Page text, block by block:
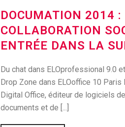
DOCUMATION 2014 :
COLLABORATION
ENTRÉE DANS LA
Du chat dans ELOprofessional 9.0
Drop Zone dans ELOoffice 10
Digital Office, éditeur de logiciels
documents et de [...]